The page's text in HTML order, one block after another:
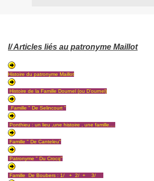
I/ Articles liés au patronyme Maillot
Histoire du patronyme Maillot
Histoire de la Famille Dournel (ou D'ournel)
.Famille " De Selincourt "
Ponthieu : un lieu ,une histoire , une famille.
Famille " De Canteleu"
Patronyme " Du Crocq"
Famille De Boubers : 1/ + 2/ + 3/